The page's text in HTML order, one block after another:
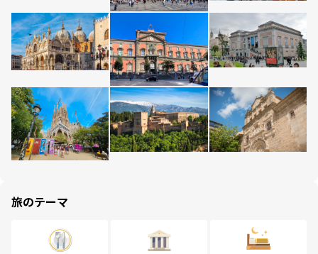
旅のテーマ